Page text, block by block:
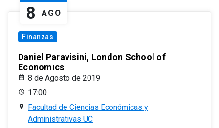
8 AGO
Finanzas
Daniel Paravisini, London School of
Economics
8 de Agosto de 2019
17:00
Facultad de Ciencias Económicas y
Administrativas UC